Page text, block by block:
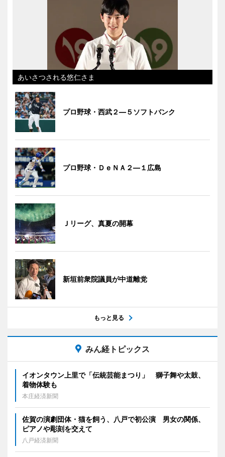
あいさつされる悠仁さま
プロ野球・西武２―５ソフトバンク
プロ野球・ＤｅＮＡ２―１広島
Ｊリーグ、真夏の開幕
新垣前衆院議員が中道離党
もっと見る
みん経トピックス
イオンタウン上里で「伝統芸能まつり」 獅子舞や太鼓、
着物体験も
本庄経済新聞
佐賀の演劇団体・猫を飼う、八戸で初公演 男女の関係、
ピアノや彫刻を交えて
八戸経済新聞